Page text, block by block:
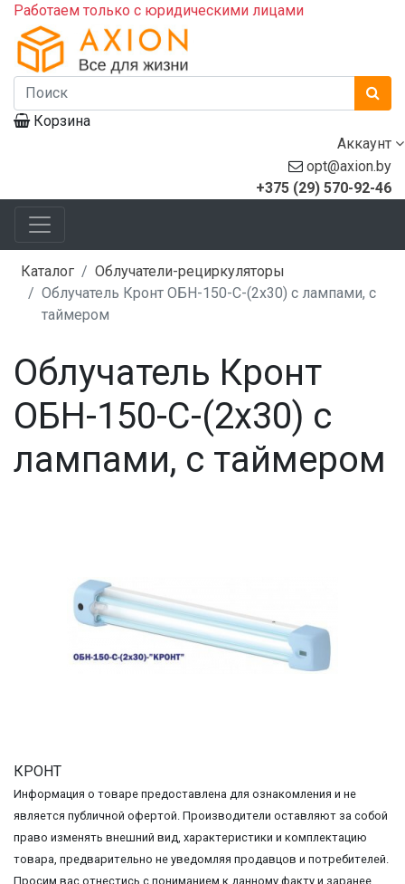
Работаем только с юридическими лицами
Корзина
Аккаунт
opt@axion.by
+375 (29) 570-92-46
Каталог
Облучатели-рециркуляторы
Облучатель Кронт ОБН-150-C-(2x30) с лампами, с
таймером
Облучатель Кронт
ОБН-150-C-(2x30) с
лампами, с таймером
КРОНТ
Информация о товаре предоставлена для ознакомления и не
является публичной офертой. Производители оставляют за собой
право изменять внешний вид, характеристики и комплектацию
товара, предварительно не уведомляя продавцов и потребителей.
Просим вас отнестись с пониманием к данному факту и заранее